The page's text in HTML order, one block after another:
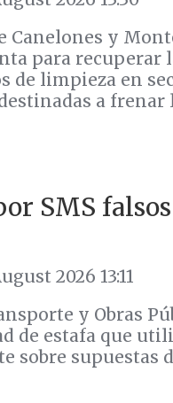
Canelones y
para recuperar
de limpieza en
a frenar
SMS
2026 13:11
y Obras
de estafa que
sobre supuestas